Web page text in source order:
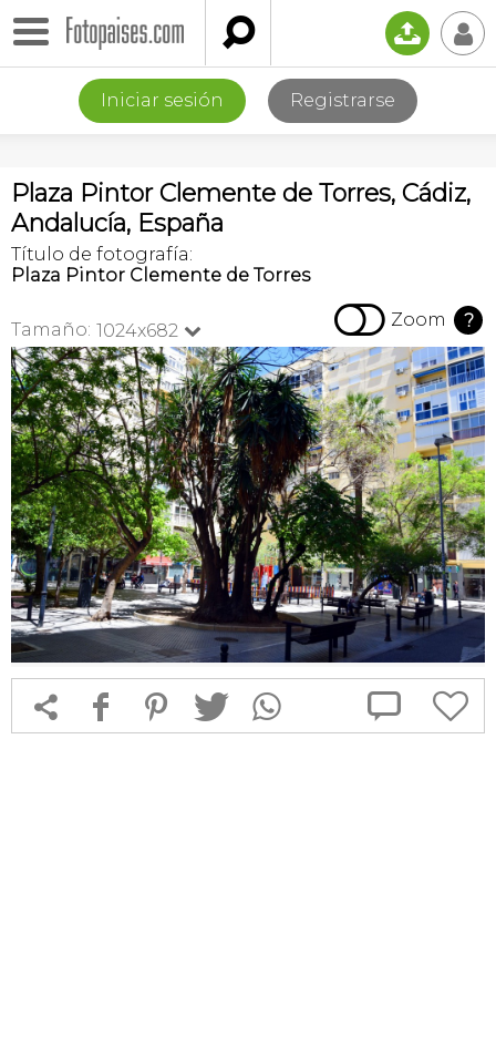
 📤 👤
Iniciar sesión Registrarse
Plaza Pintor Clemente de Torres, Cádiz,
Andalucía, España
Título de fotografía:
Plaza Pintor Clemente de Torres
Tamaño: 1024x682   Zoom ?
 f 1 T  